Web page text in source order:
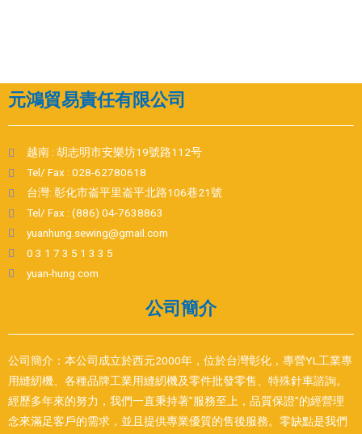
元鴻貿易責任有限公司
越南 : 胡志明市安樂坊19號路112号
Tel/ Fax : 028-62780618
台灣: 彰化市崙平里崙平北路106巷21號
Tel/ Fax : (886) 04-7638863
yuanhung.sewing@gmail.com
0 3 1 7 3 5 1 3 3 5
yuan-hung.com
公司簡介
公司簡介：本公司成立於西元2000年，位於台灣彰化，專營YL工業專
用縫紉機、各種品牌工業用縫紉機及零件批發零售、特殊針車諮詢。
經歷多年來的努力，我們一直秉持著”服務至上，品質保證”的經營理
念來滿足客戶的需求，並且提供專業優質的售後服務。零缺點是我們